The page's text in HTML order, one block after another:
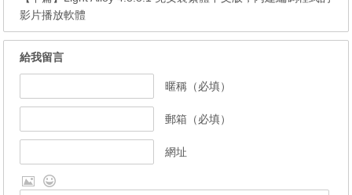
影片播放軟體
給我留言
暱稱（必填）
郵箱（必填）
網址